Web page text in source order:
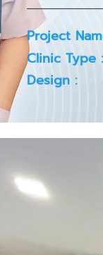
Project
Clinic Type :
Design :